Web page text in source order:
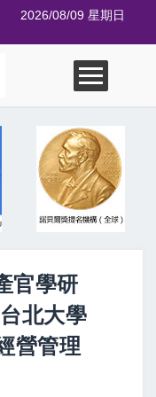
2026/08/09 星期日
官學研
北大學
營管理